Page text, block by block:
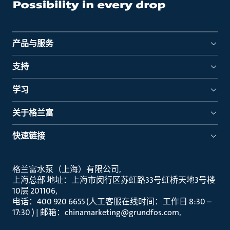
产品与服务
支持
学习
关于格兰富
快速链接
格兰富水泵（上海）有限公司
上海总部 地址：上海市闵行区苏虹路33号虹桥天地3号楼
10层 201106
电话：400 920 6655 (人工客服在线时间：工作日 8:30 –
17:30 ) | 邮箱：chinamarketing@grundfos.com